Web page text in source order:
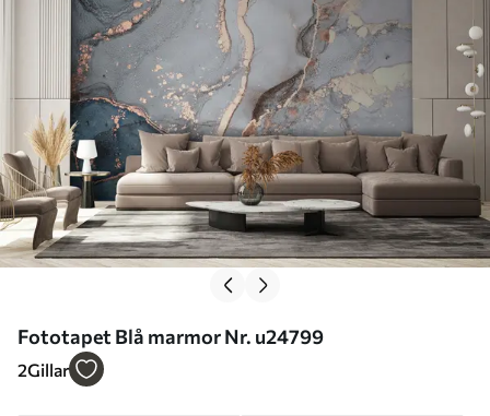
Fototapet Blå marmor Nr. u24799
2Gillar